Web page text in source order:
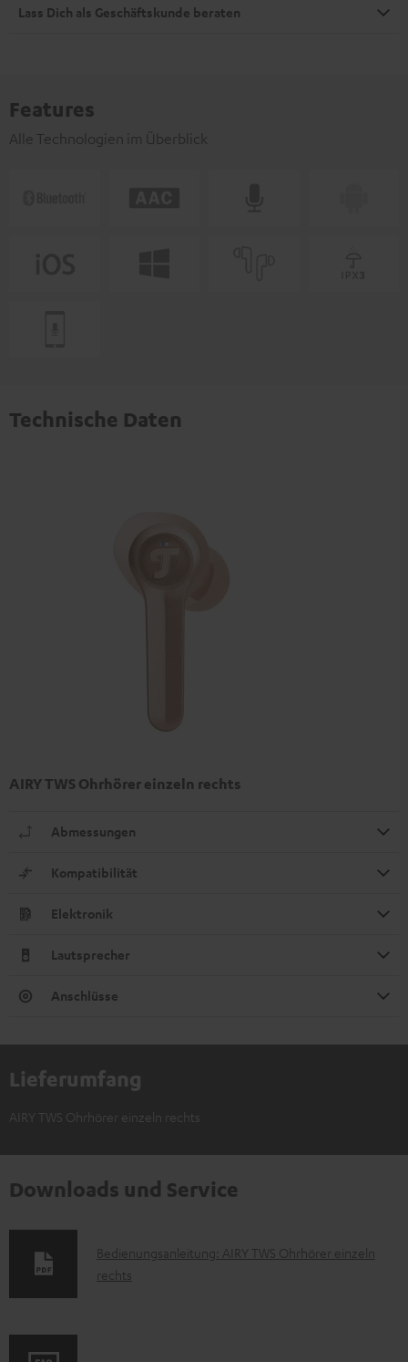
Lass Dich als Geschäftskunde beraten
Features
Alle Technologien im Überblick
Technische Daten
AIRY TWS Ohrhörer einzeln rechts
Abmessungen
Kompatibilität
Elektronik
Lautsprecher
Anschlüsse
Lieferumfang
AIRY TWS Ohrhörer einzeln rechts
Downloads und Service
D
o
Bedienungsanleitung: AIRY TWS Ohrhörer einzeln
rechts